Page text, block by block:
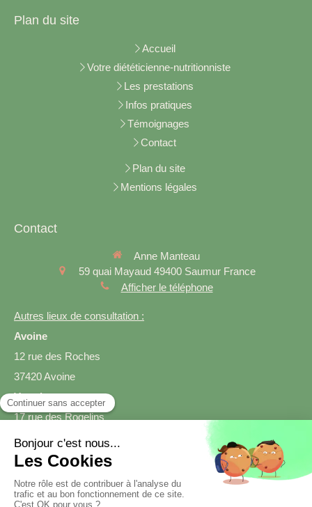
Plan du site
Accueil
Votre diététicienne-nutritionniste
Les prestations
Infos pratiques
Témoignages
Contact
Plan du site
Mentions légales
Contact
Anne Manteau
59 quai Mayaud 49400 Saumur France
Afficher le téléphone
Autres lieux de consultation :
Avoine
12 rue des Roches
37420 Avoine
Varrains
17 rue des Rogelins
49400 Varrains
Prendre rendez-vous